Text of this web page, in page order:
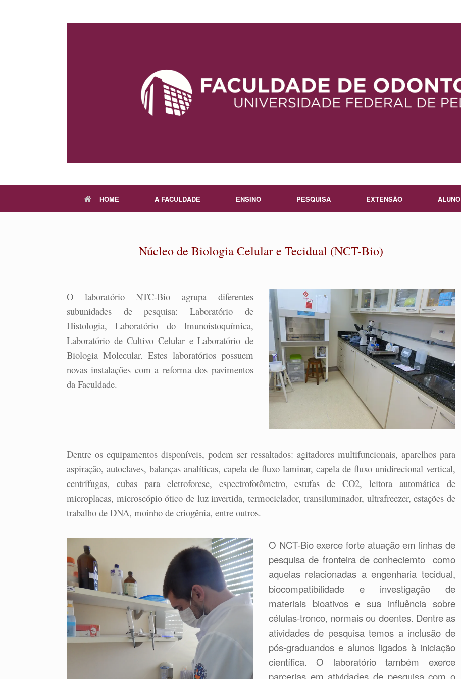
HOME A FACULDADE ENSINO PESQUISA EXTENSÃO ALUNO
Núcleo de Biologia Celular e Tecidual (NCT-Bio)
O laboratório NTC-Bio agrupa diferentes
subunidades de pesquisa: Laboratório de
Histologia, Laboratório do Imunoistoquímica,
Laboratório de Cultivo Celular e Laboratório de
Biologia Molecular. Estes laboratórios possuem
novas instalações com a reforma dos pavimentos
da Faculdade.
Dentre os equipamentos disponíveis, podem ser ressaltados: agitadores multifuncionais, aparelhos para
aspiração, autoclaves, balanças analíticas, capela de fluxo laminar, capela de fluxo unidirecional vertical,
centrífugas, cubas para eletroforese, espectrofotômetro, estufas de CO2, leitora automática de
microplacas, microscópio ótico de luz invertida, termociclador, transiluminador, ultrafreezer, estações de
trabalho de DNA, moinho de criogênia, entre outros.
O NCT-Bio exerce forte atuação em linhas de
pesquisa de fronteira de conheciemto como
aquelas relacionadas a engenharia tecidual,
biocompatibilidade e investigação de
materiais bioativos e sua influência sobre
células-tronco, normais ou doentes. Dentre as
atividades de pesquisa temos a inclusão de
pós-graduandos e alunos ligados à iniciação
científica. O laboratório também exerce